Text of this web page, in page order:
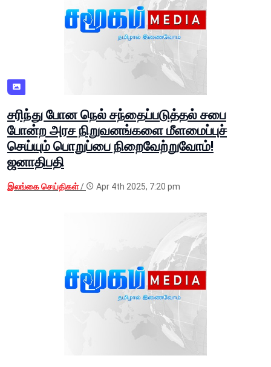
சரிந்து போன நெல் சந்தைப்படுத்தல் சபை
போன்ற அரச நிறுவனங்களை மீளமைப்புச்
செய்யும் பொறுப்பை நிறைவேற்றுவோம்!
ஜனாதிபதி
இலங்கை செய்திகள்/ Apr 4th 2025, 7:20 pm